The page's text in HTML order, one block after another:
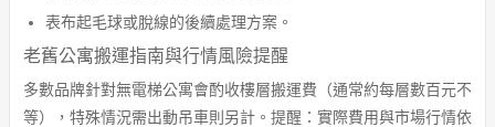
表布起毛球或脫線的後續處理方案。
老舊公寓搬運指南與行情風險提醒
多數品牌針對無電梯公寓會酌收樓層搬運費（通常約每層數百元不
等），特殊情況需出動吊車則另計。提醒：實際費用與市場行情依